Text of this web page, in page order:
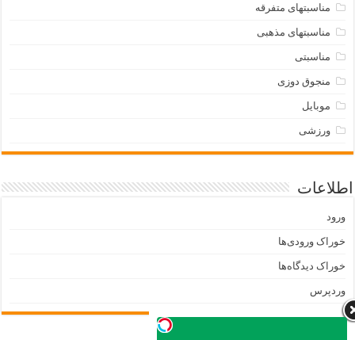
مناسبتهای متفرقه
مناسبتهای مذهبی
مناسبتی
منجوق دوزی
موبایل
ورزشی
اطلاعات
ورود
خوراک ورودی‌ها
خوراک دیدگاه‌ها
وردپرس